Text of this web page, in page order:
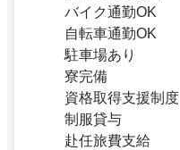
バイク通勤OK
自転車通勤OK
駐車場あり
寮完備
資格取得支援制度
制服貸与
赴任旅費支給